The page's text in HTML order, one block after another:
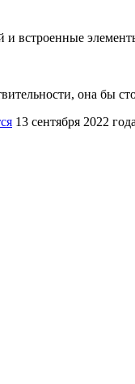
встроенные
она бы
13 сентября 2022